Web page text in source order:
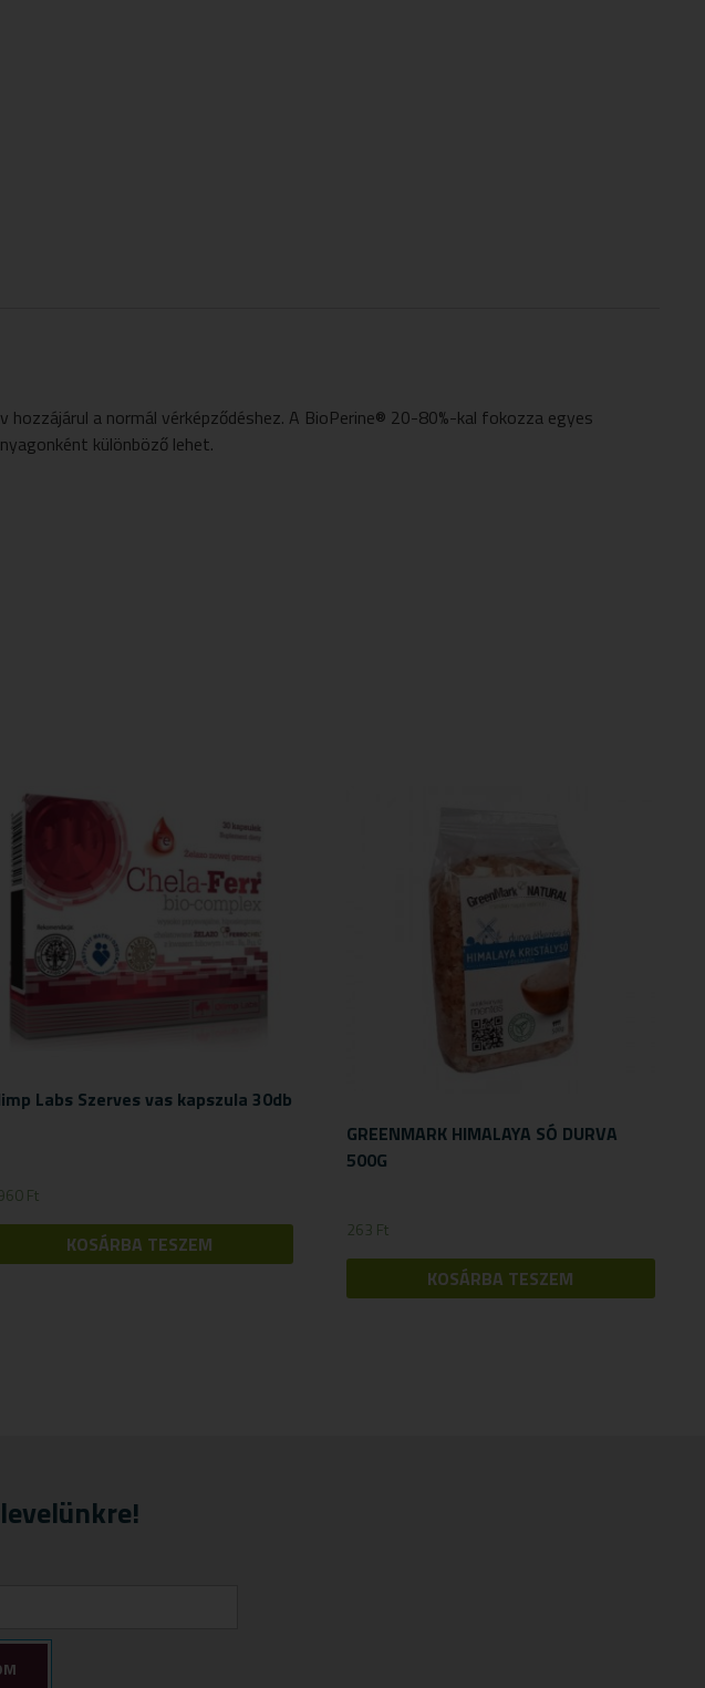
a normál vérképződéshez. A BioPerine® 20-80%-kal fokozza egyes
különböző lehet.
Labs Szerves vas kapszula 30db
Ft
KOSÁRBA TESZEM
GREENMARK HIMALAYA SÓ DURVA
500G
263 Ft
KOSÁRBA TESZEM